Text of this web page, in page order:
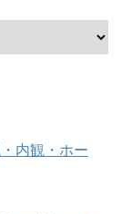
内観・ホー